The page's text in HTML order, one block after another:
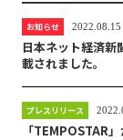
お知らせ 2022.08.15
日本ネット経済
載されました。
プレスリリース
「TEMPOSTAR